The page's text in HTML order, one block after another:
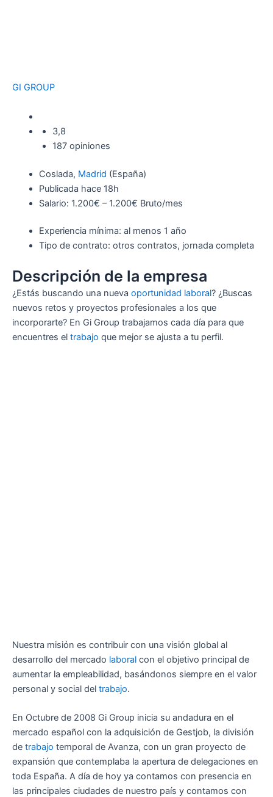
GI GROUP
3,8
187 opiniones
Coslada, Madrid (España)
Publicada hace 18h
Salario: 1.200€ – 1.200€ Bruto/mes
Experiencia mínima: al menos 1 año
Tipo de contrato: otros contratos, jornada completa
Descripción de la empresa
¿Estás buscando una nueva oportunidad laboral? ¿Buscas
nuevos retos y proyectos profesionales a los que
incorporarte? En Gi Group trabajamos cada día para que
encuentres el trabajo que mejor se ajusta a tu perfil.
Nuestra misión es contribuir con una visión global al
desarrollo del mercado laboral con el objetivo principal de
aumentar la empleabilidad, basándonos siempre en el valor
personal y social del trabajo.
En Octubre de 2008 Gi Group inicia su andadura en el
mercado español con la adquisición de Gestjob, la división
de trabajo temporal de Avanza, con un gran proyecto de
expansión que contemplaba la apertura de delegaciones en
toda España. A día de hoy ya contamos con presencia en
las principales ciudades de nuestro país y contamos con